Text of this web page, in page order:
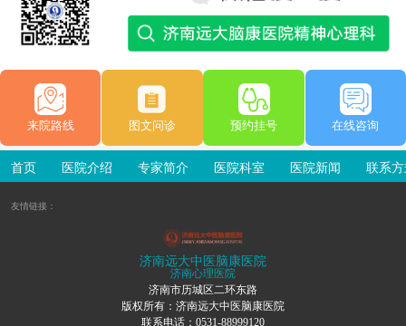
来院路线 图文问诊 预约挂号 在线咨询
首页 医院介绍 专家简介 医院科室 医院新闻 联系
友情链接：
济南远大中医脑康医院
济南心理医院
济南市历城区二环东路
版权所有：济南远大中医脑康医院
联系电话：0531-88999120